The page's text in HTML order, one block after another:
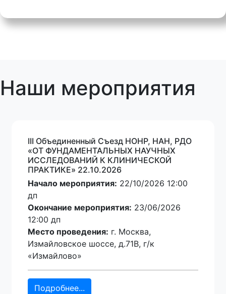
Наши мероприятия
III Oбъединенный Cъезд НОНР, НАН, РДО
«ОТ ФУНДАМЕНТАЛЬНЫХ НАУЧНЫХ
ИССЛЕДОВАНИЙ К КЛИНИЧЕСКОЙ
ПРАКТИКЕ» 22.10.2026
Начало мероприятия: 22/10/2026 12:00
дп
Окончание мероприятия: 23/06/2026
12:00 дп
Место проведения: г. Москва,
Измайловское шоссе, д.71В, г/к
«Измайлово»
Подробнее...